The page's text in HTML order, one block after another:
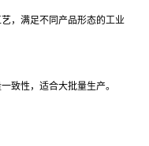
，满足不同产品形态的工业
致性，适合大批量生产。